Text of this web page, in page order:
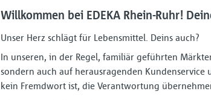
Willkommen bei EDEKA Rhein-Ruhr!
Unser Herz schlägt für Lebensmittel. Deins auch?
In unseren, in der Regel, familiär geführten
sondern auch auf herausragenden
kein Fremdwort ist, die Verantwortung